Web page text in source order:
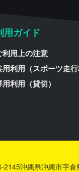
用ガイド
利用上の注意
用利用（スポーツ走行
用利用（貸切）
2145沖縄県沖縄市字倉